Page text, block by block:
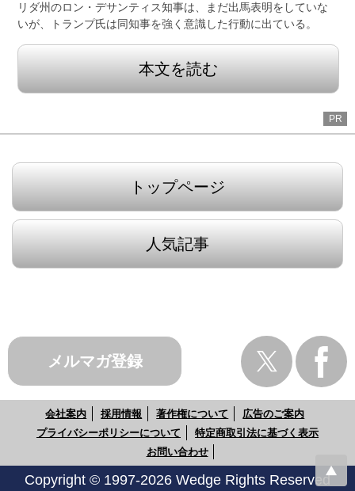
リダ州のロン・デサンティス知事は、まだ出馬表明をしていな
いが、トランプ氏は同知事を強く意識した行動に出ている。
本文を読む
PR
トップページ
人気記事
メルマガ登録
会社案内 採用情報 著作権について
広告のご案内
プライバシーポリシーについて
特定商取引法に基づく表示
お問い合わせ
Copyright © 1997-2026 Wedge Rights Reserved